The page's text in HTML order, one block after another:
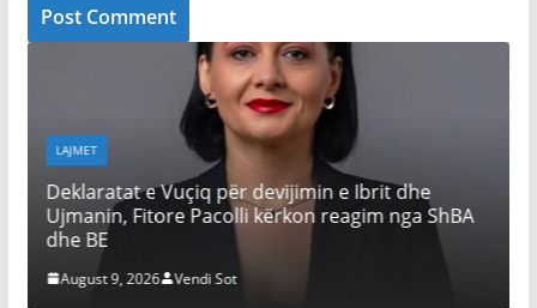
e Ibrit dhe
reagim nga ShBA
LAJMET
Daut Haradinaj: Rruga e vetmja
kthyer shtetin në binarë
vjen Albin